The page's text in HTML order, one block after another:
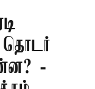
தொடர்
-